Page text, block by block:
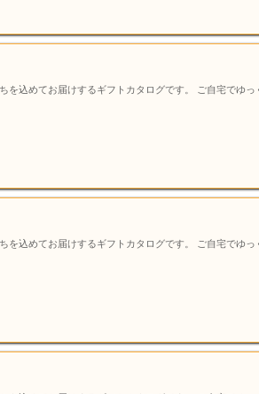
込めてお届けするギフトカタログです。 ご自宅でゆ
込めてお届けするギフトカタログです。 ご自宅でゆ